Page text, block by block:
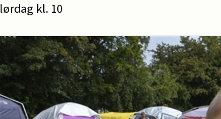
lørdag kl. 10